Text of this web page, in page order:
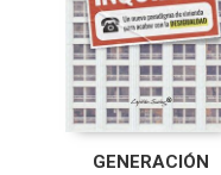
GENERACIÓN